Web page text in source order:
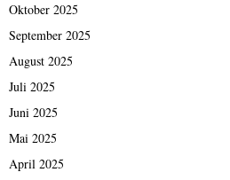
Oktober 2025
September 2025
August 2025
Juli 2025
Juni 2025
Mai 2025
April 2025